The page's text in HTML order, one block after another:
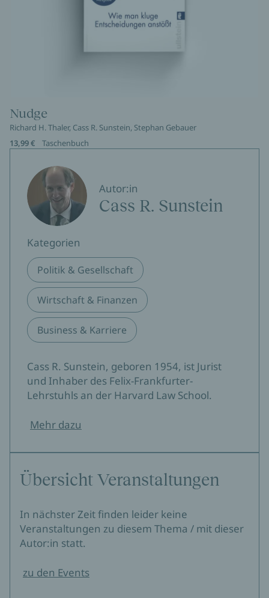
Nudge
Richard H. Thaler, Cass R. Sunstein, Stephan Gebauer
13,99 €
Taschenbuch
Autor:in
Cass R. Sunstein
Kategorien
Politik & Gesellschaft
Wirtschaft & Finanzen
Business & Karriere
Cass R. Sunstein, geboren 1954, ist Jurist
und Inhaber des Felix-Frankfurter-
Lehrstuhls an der Harvard Law School.
Mehr dazu
Übersicht Veranstaltungen
In nächster Zeit finden leider keine
Veranstaltungen zu diesem Thema / mit dieser
Autor:in statt.
zu den Events